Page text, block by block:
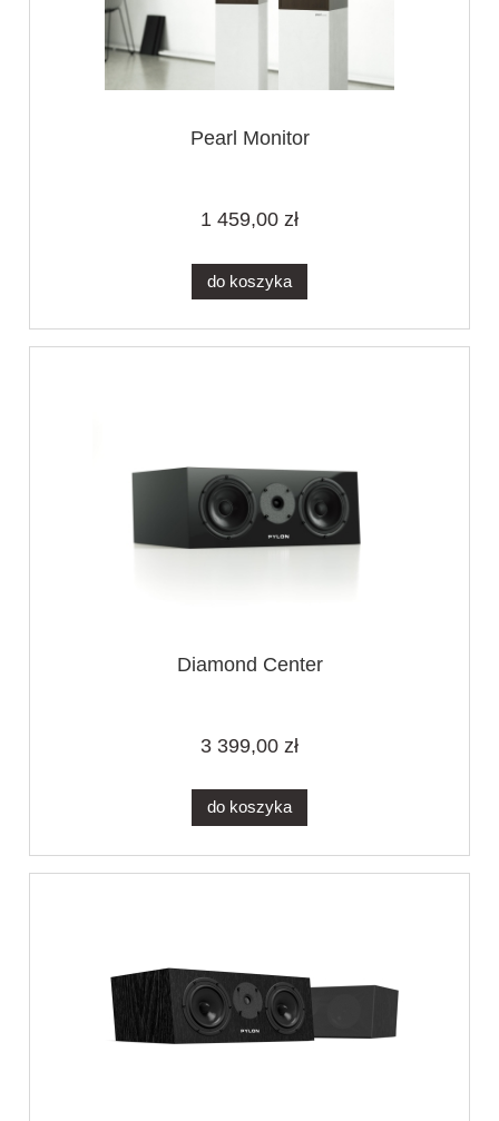
Pearl Monitor
1 459,00 zł
do koszyka
Diamond Center
3 399,00 zł
do koszyka